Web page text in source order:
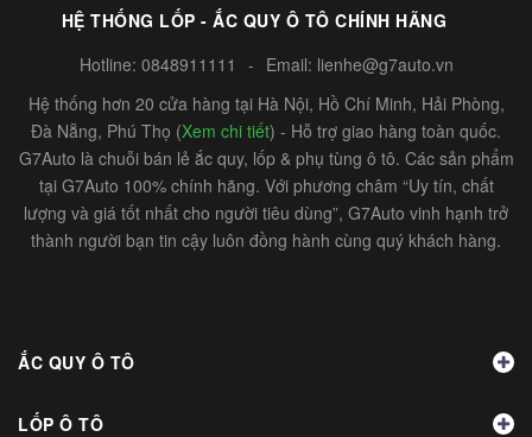
HỆ THỐNG LỐP - ẮC QUY Ô TÔ CHÍNH HÃNG
Hotline: 0848911111 - Email: lienhe@g7auto.vn
Hệ thống hơn 20 cửa hàng tại Hà Nội, Hồ Chí Minh, Hải Phòng,
Đà Nẵng, Phú Thọ (Xem chi tiết) - Hỗ trợ giao hàng toàn quốc.
G7Auto là chuỗi bán lẻ ắc quy, lốp & phụ tùng ô tô. Các sản phẩm
tại G7Auto 100% chính hãng. Với phương châm “Uy tín, chất
lượng và giá tốt nhất cho người tiêu dùng”, G7Auto vinh hạnh trở
thành người bạn tin cậy luôn đồng hành cùng quý khách hàng.
ẮC QUY Ô TÔ
LỐP Ô TÔ